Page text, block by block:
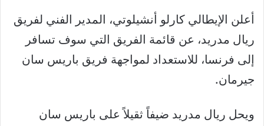
أعلن الإيطالي كارلو أنشيلوتي، المدير الفني لفريق
ريال مدريد، عن قائمة الفريق التي سوف تسافر
إلى فرنسا، للاستعداد لمواجهة فريق باريس سان
جيرمان.
ويحل ريال مدريد ضيفاً ثقيلاً على باريس سان